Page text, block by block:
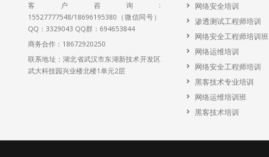
客户咨询:
15527777548/18696195380（微信同号）
QQ：3329043 QQ群：694653844
商务合作：18672920250
联系地址：湖北省武汉市东湖新技术开发区
武大科技园兴业楼北楼1单元2层
网络安全培训
渗透测试工程师培训
网络安全工程师培训班
网络运维培训
网络安全工程师培训
黑客技术专业培训
网络运维培训班
黑客技术培训